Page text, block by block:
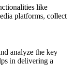
like
platforms, collect
analyze the key
in delivering a